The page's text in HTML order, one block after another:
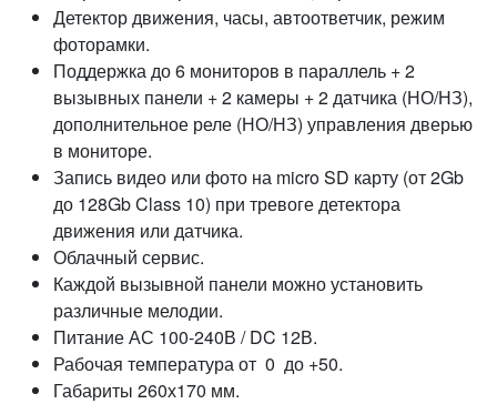
Детектор движения, часы, автоответчик, режим
фоторамки.
Поддержка до 6 мониторов в параллель + 2
вызывных панели + 2 камеры + 2 датчика (НО/НЗ),
дополнительное реле (НО/НЗ) управления дверью
в мониторе.
Запись видео или фото на micro SD карту (от 2Gb
до 128Gb Class 10) при тревоге детектора
движения или датчика.
Облачный сервис.
Каждой вызывной панели можно установить
различные мелодии.
Питание АС 100-240В / DC 12В.
Рабочая температура от 0 до +50.
Габариты 260х170 мм.